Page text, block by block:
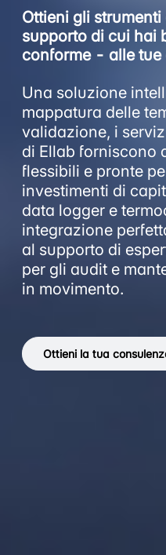
Ottieni gli
supporto di cui hai
conforme - alle
Una soluzione
mappatura delle
validazione, i
di Ellab forniscono
flessibili e pronte
investimenti di
data logger e
integrazione
al supporto di
per gli audit e
in movimento.
Ottieni la tua